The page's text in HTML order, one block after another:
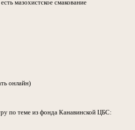
мазохистское смакование
онлайн)
по теме из фонда Канавинской ЦБС: